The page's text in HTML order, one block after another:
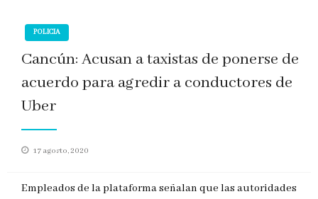
POLICIA
Cancún: Acusan a taxistas de ponerse de
acuerdo para agredir a conductores de
Uber
Publicado
17 agosto, 2020
Empleados de la plataforma señalan que las autoridades